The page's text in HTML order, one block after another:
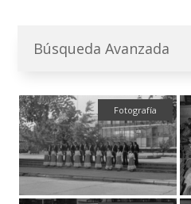
Búsqueda Avanzada
Fotografía